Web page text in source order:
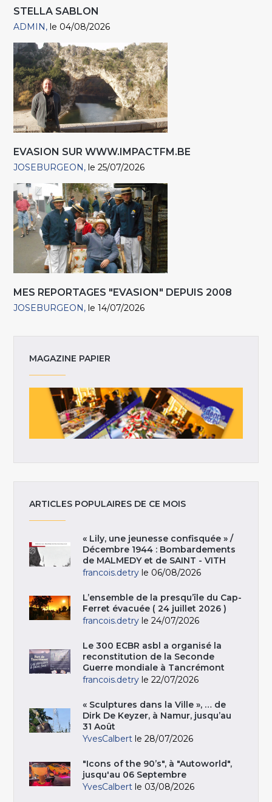
STELLA SABLON
ADMIN le 04/08/2026
EVASION SUR WWW.IMPACTFM.BE
JOSEBURGEON le 25/07/2026
MES REPORTAGES "EVASION" DEPUIS 2008
JOSEBURGEON le 14/07/2026
MAGAZINE PAPIER
ARTICLES POPULAIRES DE CE MOIS
« Lily, une jeunesse confisquée » /
Décembre 1944 : Bombardements
de MALMEDY et de SAINT - VITH
francois.detry le 06/08/2026
L’ensemble de la presqu’île du Cap-
Ferret évacuée ( 24 juillet 2026 )
francois.detry le 24/07/2026
Le 300 ECBR asbl a organisé la
reconstitution de la Seconde
Guerre mondiale à Tancrémont
francois.detry le 22/07/2026
« Sculptures dans la Ville », … de
Dirk De Keyzer, à Namur, jusqu’au
31 Août
YvesCalbert le 28/07/2026
"Icons of the 90’s", à "Autoworld",
jusqu'au 06 Septembre
YvesCalbert le 03/08/2026